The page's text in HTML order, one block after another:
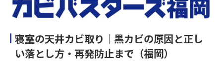
寝室の天井カビ取り｜黒カビの原因と正し
い落とし方・再発防止まで（福岡）